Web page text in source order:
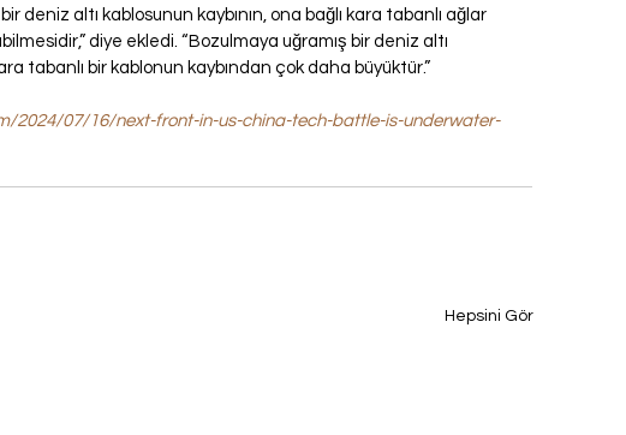
deniz altı kablosunun kaybının, ona bağlı kara tabanlı ağlar
diye ekledi. “Bozulmaya uğramış bir deniz altı
tabanlı bir kablonun kaybından çok daha büyüktür.”
2024/07/16/next-front-in-us-china-tech-battle-is-underwater-
Hepsini Gör